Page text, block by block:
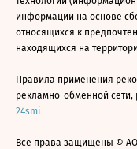
информации на основе
относящихся к
находящихся на
Правила применения
рекламно-обменной
24smi
Все права защищены ©